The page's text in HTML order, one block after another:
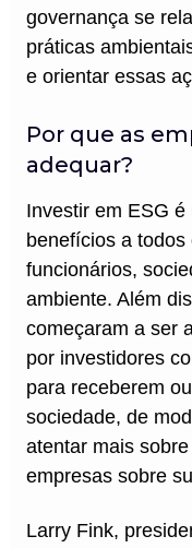
governança se
práticas
e orientar essas
Por que as
adequar?
Investir em ESG
benefícios a
funcionários,
ambiente. Além
começaram a ser
por investidores
para receberem
sociedade, de
atentar mais
empresas sobre
Larry Fink,